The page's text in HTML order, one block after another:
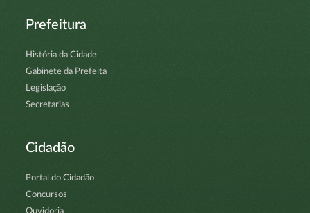
Prefeitura
História da Cidade
Gabinete da Prefeita
Legislação
Secretarias
Cidadão
Portal do Cidadão
Concursos
Ouvidoria